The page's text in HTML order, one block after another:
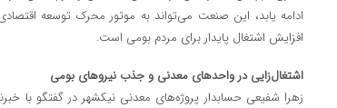
ادامه یابد، این صنعت می‌تواند به موتور محرک توسعه
افزایش اشتغال پایدار برای مردم بومی است.
اشتغال‌زایی در واحدهای معدنی و جذب نیروهای بومی
زهرا شفیعی حسابدار پروژه‌های معدنی نیکشهر در گفتگو با